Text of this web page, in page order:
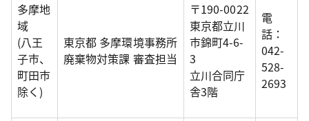
多摩地
域
(八王
子市、
町田市
除く)
東京都 多摩環境事務所
廃棄物対策課 審査担当
〒190-0022
東京都立川
市錦町4-6-
3
立川合同庁
舎3階
電
話：
042-
528-
2693